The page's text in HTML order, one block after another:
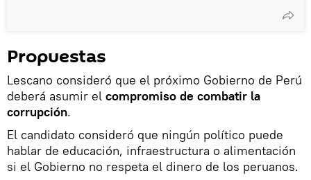
Propuestas
Lescano consideró que el próximo Gobierno de Perú
deberá asumir el compromiso de combatir la
corrupción.
El candidato consideró que ningún político puede
hablar de educación, infraestructura o alimentación
si el Gobierno no respeta el dinero de los peruanos.